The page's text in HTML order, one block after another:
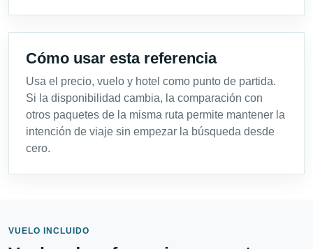
Cómo usar esta referencia
Usa el precio, vuelo y hotel como punto de partida.
Si la disponibilidad cambia, la comparación con
otros paquetes de la misma ruta permite mantener la
intención de viaje sin empezar la búsqueda desde
cero.
VUELO INCLUIDO